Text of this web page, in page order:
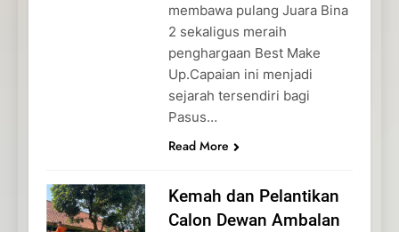
membawa pulang Juara Bina
2 sekaligus meraih
penghargaan Best Make
Up.Capaian ini menjadi
sejarah tersendiri bagi
Pasus…
Read More
Kemah dan Pelantikan
Calon Dewan Ambalan